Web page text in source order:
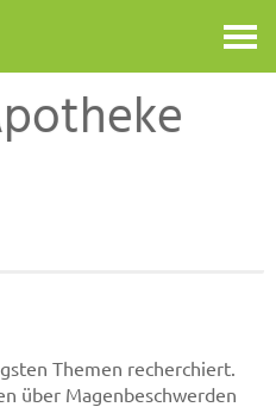
Themen recherchiert.
über Magenbeschwerden